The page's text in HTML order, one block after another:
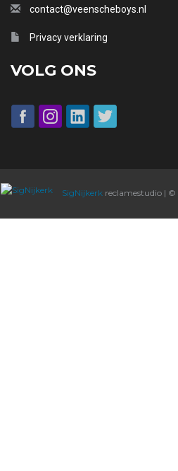
contact@veenscheboys.nl
Privacy verklaring
VOLG ONS
SigNijkerk reclamestudio | ©